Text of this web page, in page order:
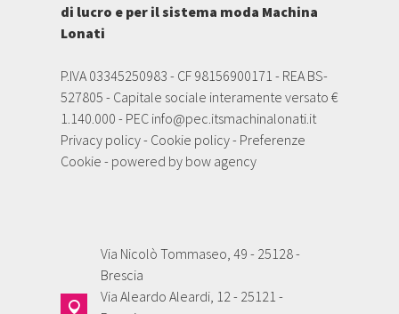
di lucro e per il sistema moda Machina
Lonati
P.IVA 03345250983 - CF 98156900171 - REA BS-
527805 - Capitale sociale interamente versato €
1.140.000 - PEC info@pec.itsmachinalonati.it
Privacy policy- Cookie policy- Preferenze
Cookie - powered by bow agency
Via Nicolò Tommaseo, 49 - 25128 -
Brescia
Via Aleardo Aleardi, 12 - 25121 -